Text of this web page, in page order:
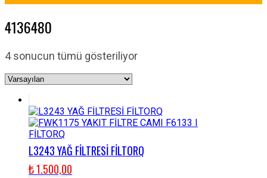
4136480
4 sonucun tümü gösteriliyor
L3243 YAĞ FİLTRESİ FİLTORQ
₺1.500,00